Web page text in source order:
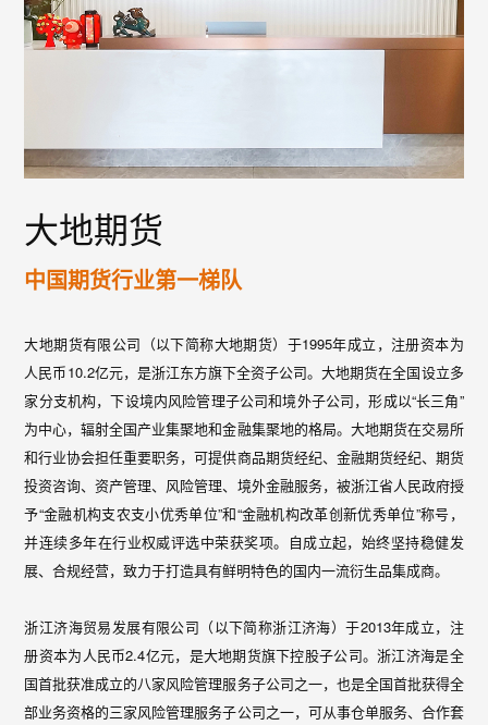
大地期货
中国期货行业第一梯队
大地期货有限公司（以下简称大地期货）于1995年成立，注册资本为
人民币10.2亿元，是浙江东方旗下全资子公司。大地期货在全国设立多
家分支机构，下设境内风险管理子公司和境外子公司，形成以“长三角”
为中心，辐射全国产业集聚地和金融集聚地的格局。大地期货在交易所
和行业协会担任重要职务，可提供商品期货经纪、金融期货经纪、期货
投资咨询、资产管理、风险管理、境外金融服务，被浙江省人民政府授
予“金融机构支农支小优秀单位”和“金融机构改革创新优秀单位”称号，
并连续多年在行业权威评选中荣获奖项。自成立起，始终坚持稳健发
展、合规经营，致力于打造具有鲜明特色的国内一流衍生品集成商。
浙江济海贸易发展有限公司（以下简称浙江济海）于2013年成立，注
册资本为人民币2.4亿元，是大地期货旗下控股子公司。浙江济海是全
国首批获准成立的八家风险管理服务子公司之一，也是全国首批获得全
部业务资格的三家风险管理服务子公司之一，可从事仓单服务、合作套